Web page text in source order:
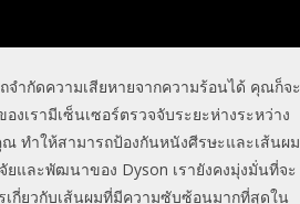
ำกัดความเสียหายจากความร้อนได้ คุณก็จะ
งเรามีเซ็นเซอร์ตรวจจับระยะห่างระหว่าง
ณ ทำให้สามารถป้องกันหนังศีรษะและเส้นผม
ยและพัฒนาของ Dyson เรายังคงมุ่งมั่นที่จะ
เกี่ยวกับเส้นผมที่มีความซับซ้อนมากที่สุดใน